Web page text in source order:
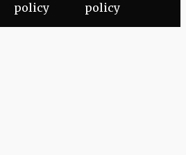
policy
policy